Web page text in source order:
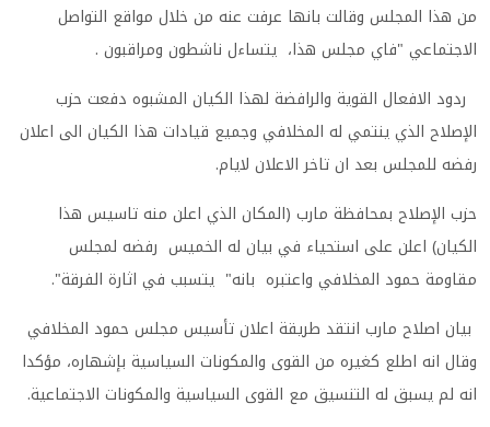
من هذا المجلس وقالت بانها عرفت عنه من خلال مواقع التواصل
الاجتماعي "فاي مجلس هذا، يتساءل ناشطون ومراقبون .
ردود الافعال القوية والرافضة لهذا الكيان المشبوه دفعت حزب
الإصلاح الذي ينتمي له المخلافي وجميع قيادات هذا الكيان الى اعلان
رفضه للمجلس بعد ان تاخر الاعلان لايام.
حزب الإصلاح بمحافظة مارب (المكان الذي اعلن منه تاسيس هذا
الكيان) اعلن على استحياء في بيان له الخميس رفضه لمجلس
مقاومة حمود المخلافي واعتبره بانه" يتسبب في اثارة الفرقة".
بيان اصلاح مارب انتقد طريقة اعلان تأسيس مجلس حمود المخلافي
وقال انه اطلع كغيره من القوى والمكونات السياسية بإشهاره، مؤكدا
انه لم يسبق له التنسيق مع القوى السياسية والمكونات الاجتماعية.